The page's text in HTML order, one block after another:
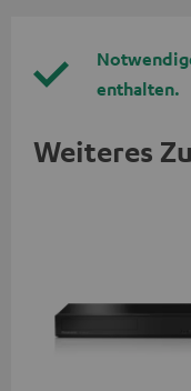
enthalten.
Weiteres